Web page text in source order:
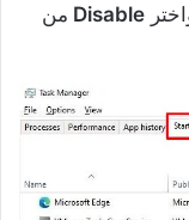
Disable من